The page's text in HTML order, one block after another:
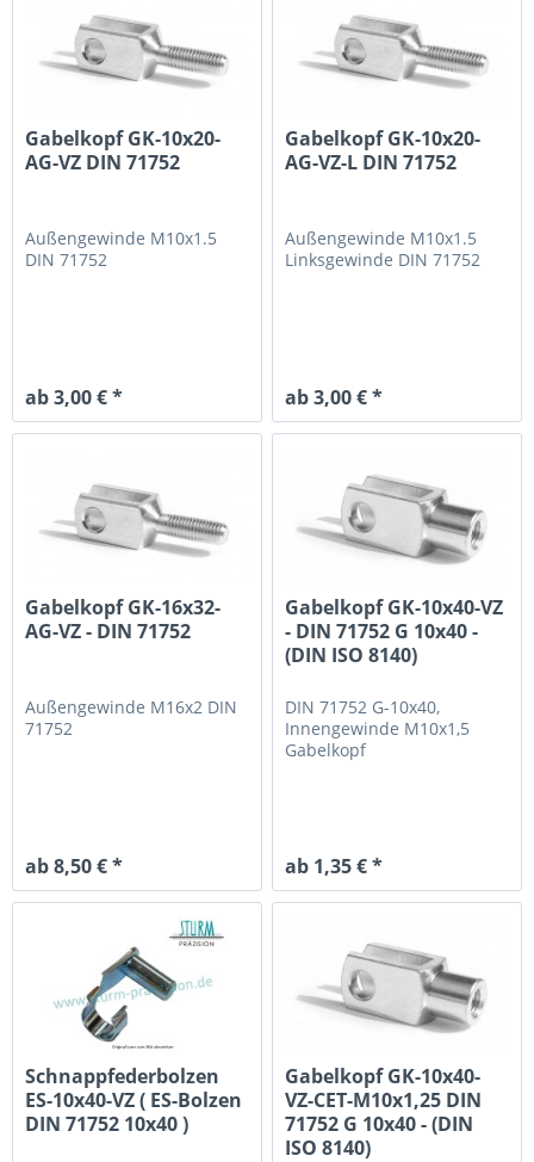
Gabelkopf GK-10x20-
AG-VZ DIN 71752
Außengewinde M10x1.5
DIN 71752
ab 3,00 € *
Gabelkopf GK-10x20-
AG-VZ-L DIN 71752
Außengewinde M10x1.5
Linksgewinde DIN 71752
ab 3,00 € *
Gabelkopf GK-16x32-
AG-VZ - DIN 71752
Außengewinde M16x2 DIN
71752
ab 8,50 € *
Gabelkopf GK-10x40-VZ
- DIN 71752 G 10x40 -
(DIN ISO 8140)
DIN 71752 G-10x40,
Innengewinde M10x1,5
Gabelkopf
ab 1,35 € *
Schnappfederbolzen
ES-10x40-VZ ( ES-Bolzen
DIN 71752 10x40 )
Gabelkopf GK-10x40-
VZ-CET-M10x1,25 DIN
71752 G 10x40 - (DIN
ISO 8140)